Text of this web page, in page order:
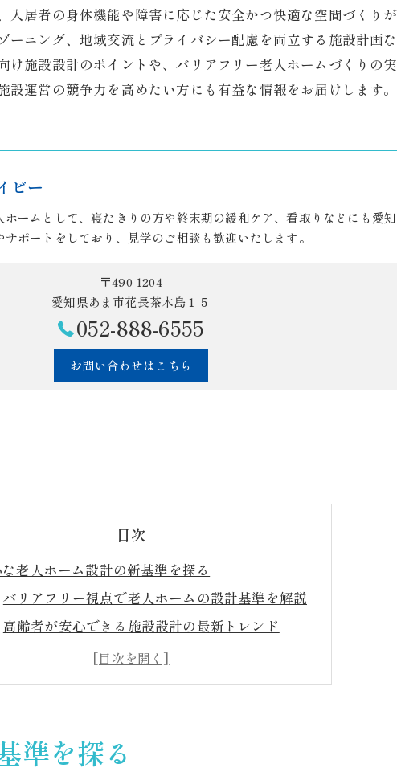
居者の身体機能や障害に応じた安全かつ快適な空間づくり
ニング、地域交流とプライバシー配慮を両立する施設計画
施設設計のポイントや、バリアフリー老人ホームづくりの
運営の競争力を高めたい方にも有益な情報をお届けします。
ビー
ームとして、寝たきりの方や終末期の緩和ケア、看取りなどにも愛
ポートをしており、見学のご相談も歓迎いたします。
〒490-1204
愛知県あま市花長茶木島１５
052-888-6555
お問い合わせはこちら
目次
老人ホーム設計の新基準を探る
バリアフリー視点で老人ホームの設計基準を解説
高齢者が安心できる施設設計の最新トレンド
愛知県で重視される老人ホームの安全要件とは
転倒防止とバリアフリー設計の具体策を紹介
フリーが叶える快適な高齢者施設
老人ホーム設計におけるバリアフリーの役割
準を探る